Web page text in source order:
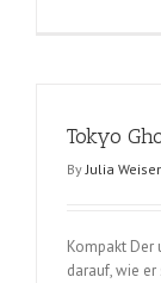
Tokyo
ByJulia
Kompakt Der
darauf, wie